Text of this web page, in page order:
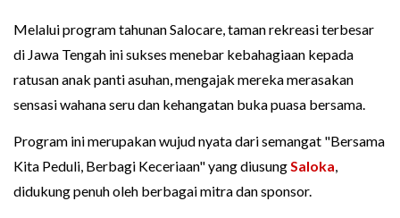
Melalui program tahunan Salocare, taman rekreasi terbesar
di Jawa Tengah ini sukses menebar kebahagiaan kepada
ratusan anak panti asuhan, mengajak mereka merasakan
sensasi wahana seru dan kehangatan buka puasa bersama.
Program ini merupakan wujud nyata dari semangat "Bersama
Kita Peduli, Berbagi Keceriaan" yang diusungSaloka,
didukung penuh oleh berbagai mitra dan sponsor.